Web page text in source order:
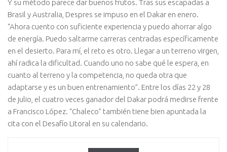
Y su método parece dar buenos frutos. Tras sus escapadas a
Brasil y Australia, Despres se impuso en el Dakar en enero.
“Ahora cuento con suficiente experiencia y puedo ahorrar algo
de energía. Puedo saltarme carreras centradas específicamente
en el desierto. Para mí, el reto es otro. Llegar a un terreno virgen,
ahí radica la dificultad. Cuando uno no sabe qué le espera, en
cuanto al terreno y la competencia, no queda otra que
adaptarse y es un buen entrenamiento”. Entre los días 22 y 28
de julio, el cuatro veces ganador del Dakar podrá medirse frente
a Francisco López. “Chaleco” también tiene bien apuntada la
cita con el Desafío Litoral en su calendario.